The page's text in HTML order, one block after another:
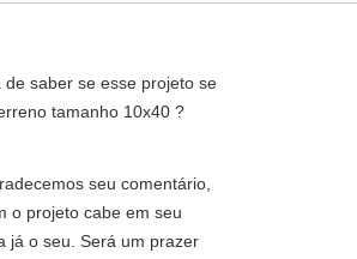
em seu projeto as
endereço da obra.
de saber se esse projeto se
tamanho 10x40 ?
seu comentário,
o projeto cabe em seu
já o seu. Será um prazer